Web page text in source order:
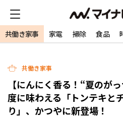
共働き家事 家電 掃除 食品
共働き家事
【にんにく香る！“夏のが
度に味わえる「トンテキと
り」、かつやに新登場！